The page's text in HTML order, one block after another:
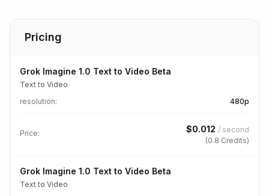
Pricing
Grok Imagine 1.0 Text to Video Beta
Text to Video
resolution: 480p
Price: $0.012 / second
(0.8 Credits)
Grok Imagine 1.0 Text to Video Beta
Text to Video